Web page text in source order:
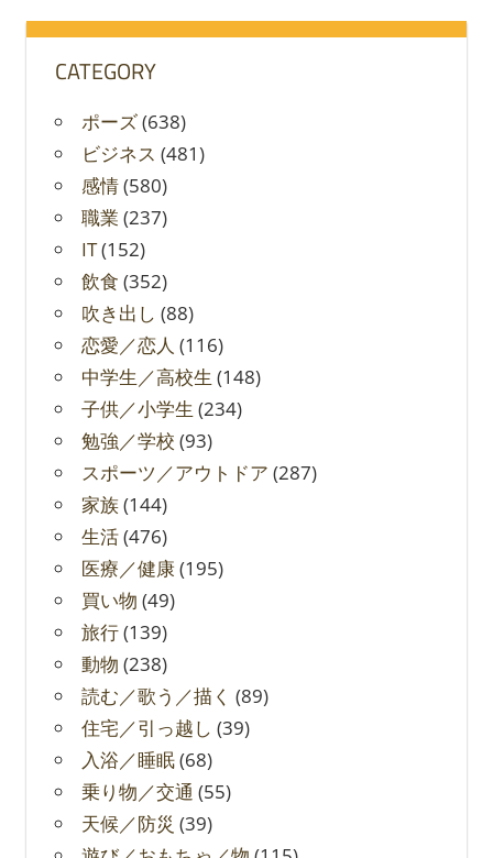
CATEGORY
ポーズ(638)
ビジネス (481)
感情(580)
職業 (237)
IT(152)
飲食 (352)
吹き出し (88)
恋愛／恋人 (116)
中学生／高校生 (148)
子供／小学生 (234)
勉強／学校 (93)
スポーツ／アウトドア (287)
家族(144)
生活(476)
医療／健康(195)
買い物 (49)
旅行(139)
動物 (238)
読む／歌う／描く (89)
住宅／引っ越し (39)
入浴／睡眠(68)
乗り物／交通 (55)
天候／防災 (39)